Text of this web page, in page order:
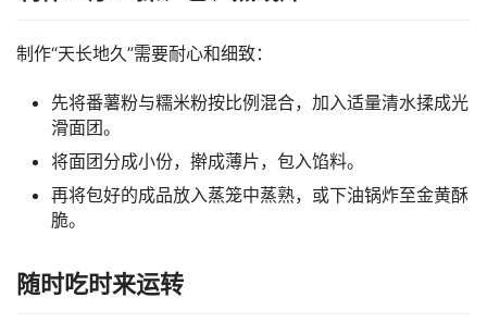
制作“天长地久”需要耐心和细致：
先将番薯粉与糯米粉按比例混合，加入适量清水揉成光
滑面团。
将面团分成小份，擀成薄片，包入馅料。
再将包好的成品放入蒸笼中蒸熟，或下油锅炸至金黄酥
脆。
随时吃时来运转